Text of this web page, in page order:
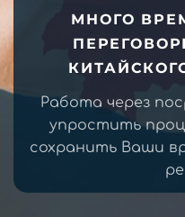
МНОГО
Работа через
упростить
сохранить Ваши